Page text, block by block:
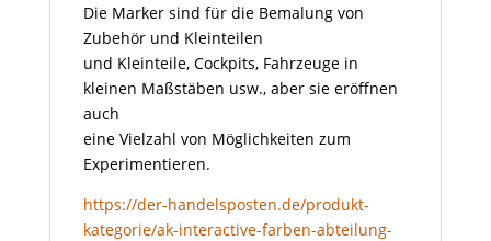
Die Marker sind für die Bemalung von
Zubehör und Kleinteilen
und Kleinteile, Cockpits, Fahrzeuge in
kleinen Maßstäben usw., aber sie eröffnen
auch
eine Vielzahl von Möglichkeiten zum
Experimentieren.
https://der-handelsposten.de/produkt-
kategorie/ak-interactive-farben-abteilung-